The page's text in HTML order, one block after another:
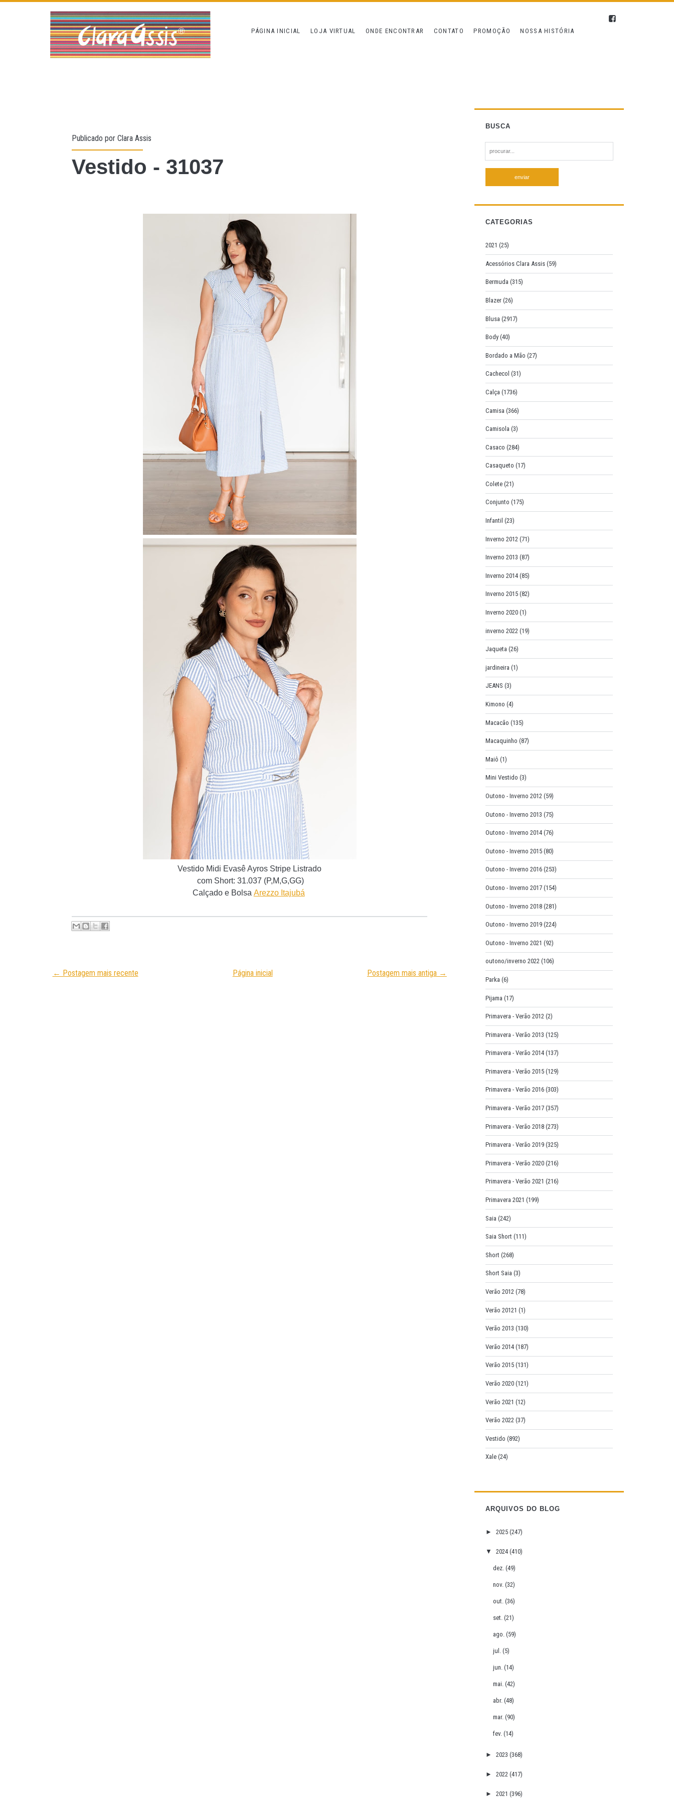
PÁGINA INICIAL LOJA VIRTUAL ONDE ENCONTRAR CONTATO PROMOÇÃO NOSSA HISTÓRIA
Publicado porClara Assis
Vestido - 31037
Vestido Midi Evasê Ayros Stripe Listrado
com Short:31.037 (P,M,G,GG)
Calçado e Bolsa Arezzo Itajubá
← Postagem mais recente Postagem mais antiga →
Página inicial
BUSCA
e
h
f
r
:
CATEGORIAS
2021 (25)
Acessórios Clara Assis (59)
Bermuda (315)
Blazer (26)
Blusa (2917)
Body (40)
Bordado a Mão (27)
Cachecol (31)
Calça (1736)
Camisa (366)
Camisola (3)
Casaco (284)
Casaqueto (17)
Colete (21)
Conjunto (175)
Infantil (23)
Inverno 2012 (71)
Inverno 2013 (87)
Inverno 2014 (85)
Inverno 2015 (82)
Inverno 2020 (1)
inverno 2022 (19)
Jaqueta (26)
jardineira (1)
JEANS (3)
Kimono (4)
Macacão (135)
Macaquinho (87)
Maiô (1)
Mini Vestido (3)
Outono - Inverno 2012 (59)
Outono - Inverno 2013 (75)
Outono - Inverno 2014 (76)
Outono - Inverno 2015 (80)
Outono - Inverno 2016 (253)
Outono - Inverno 2017 (154)
Outono - Inverno 2018 (281)
Outono - Inverno 2019 (224)
Outono - Inverno 2021 (92)
outono/inverno 2022 (106)
Parka (6)
Pijama (17)
Primavera - Verão 2012 (2)
Primavera - Verão 2013 (125)
Primavera - Verão 2014 (137)
Primavera - Verão 2015 (129)
Primavera - Verão 2016 (303)
Primavera - Verão 2017 (357)
Primavera - Verão 2018 (273)
Primavera - Verão 2019 (325)
Primavera - Verão 2020 (216)
Primavera - Verão 2021 (216)
Primavera 2021 (199)
Saia (242)
Saia Short (111)
Short (268)
Short Saia (3)
Verão 2012 (78)
Verão 20121 (1)
Verão 2013 (130)
Verão 2014 (187)
Verão 2015 (131)
Verão 2020 (121)
Verão 2021 (12)
Verão 2022 (37)
Vestido (892)
Xale (24)
ARQUIVOS DO BLOG
► 2025 (247)
▼ 2024 (410)
dez.(49)
nov.(32)
out.(36)
set.(21)
ago.(59)
jul.(5)
jun.(14)
mai.(42)
abr.(48)
mar.(90)
fev.(14)
► 2023 (368)
► 2022 (417)
► 2021 (396)